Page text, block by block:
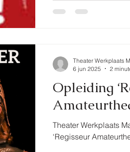
Opleiding
Theater Werkplaats
‘Regisseur
Theater Werkplaats
6 jun 2025
2